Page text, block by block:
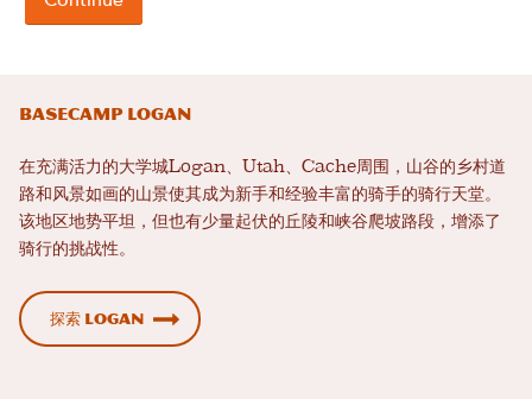
Basecamp Logan
在充满活力的大学城Logan、Utah、Cache周围，山谷的乡村道
路和风景如画的山景使其成为新手和经验丰富的骑手的骑行天堂。
该地区地势平坦，但也有少量起伏的丘陵和峡谷爬坡路段，增添了
骑行的挑战性。
探索 Logan